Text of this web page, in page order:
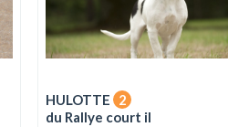
HULOTTE
2
du Rallye court il